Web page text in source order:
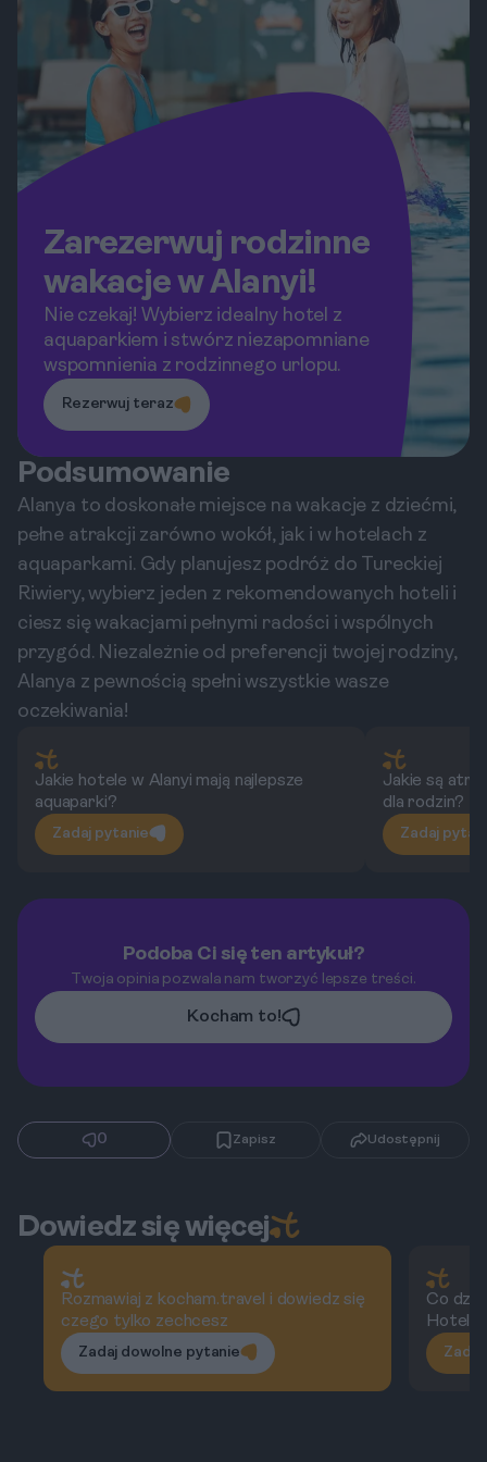
Zarezerwuj rodzinne
wakacje w Alanyi!
Nie czekaj! Wybierz idealny hotel z
aquaparkiem i stwórz niezapomniane
wspomnienia z rodzinnego urlopu.
Rezerwuj teraz
Podsumowanie
Alanya to doskonałe miejsce na wakacje z dziećmi,
pełne atrakcji zarówno wokół, jak i w hotelach z
aquaparkami. Gdy planujesz podróż do Tureckiej
Riwiery, wybierz jeden z rekomendowanych hoteli i
ciesz się wakacjami pełnymi radości i wspólnych
przygód. Niezależnie od preferencji twojej rodziny,
Alanya z pewnością spełni wszystkie wasze
oczekiwania!
Jakie hotele w Alanyi mają najlepsze
aquaparki?
Zadaj pytanie
Jakie są
dla rodzin?
Zadaj
Podoba Ci się ten artykuł?
Twoja opinia pozwala nam tworzyć lepsze treści.
Kocham to!
0 Zapisz Udostępnij
Dowiedz się więcej
Rozmawiaj z kocham.travel i dowiedz się
czego tylko zechcesz
Zadaj dowolne pytanie
Co
Hotel?